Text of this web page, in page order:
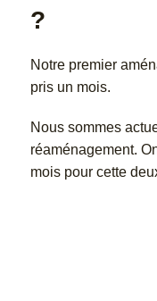
?
Notre premier
pris un mois.
Nous sommes
réaménagement.
mois pour cette